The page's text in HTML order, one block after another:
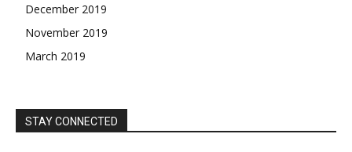
December 2019
November 2019
March 2019
STAY CONNECTED